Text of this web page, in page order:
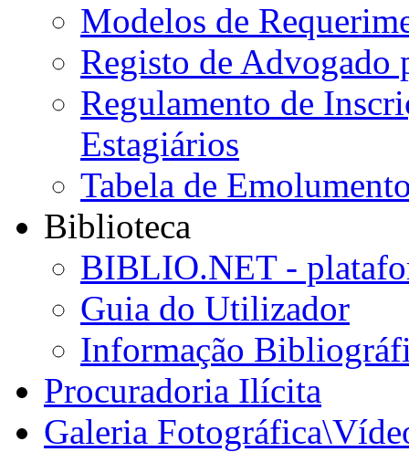
Modelos de
Registo de Advogado
Regulamento de
Estagiários
Tabela de
Biblioteca
BIBLIO.NET -
Guia do Utilizador
Informação
Procuradoria Ilícita
Galeria